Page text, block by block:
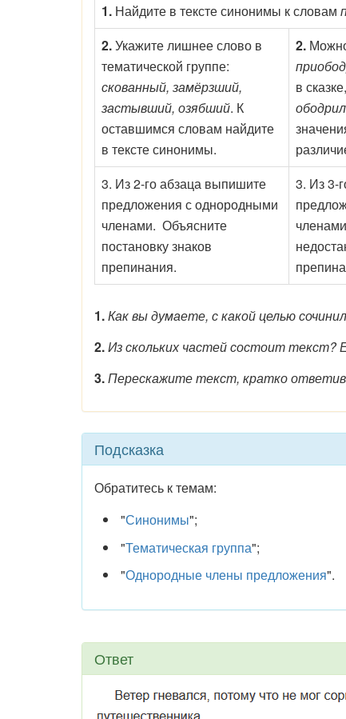
1. Найдите в тексте синонимы к словам
2.Укажите лишнее слово в
тематической группе:
скованный, замёрзший,
застывший, озябший. К
оставшимся словам найдите
в тексте синонимы.
2.
в
3. Из 2-го абзаца выпишите
предложения с однородными
членами. Объясните
постановку знаков
препинания.
3. Из 3-
1.Как вы думаете, с какой целью
2.Из скольких частей состоит текст?
3.Перескажите текст, кратко ответив
Подсказка
Обратитесь к темам:
"Синонимы";
"Тематическая группа";
"Однородные члены предложения".
Ответ